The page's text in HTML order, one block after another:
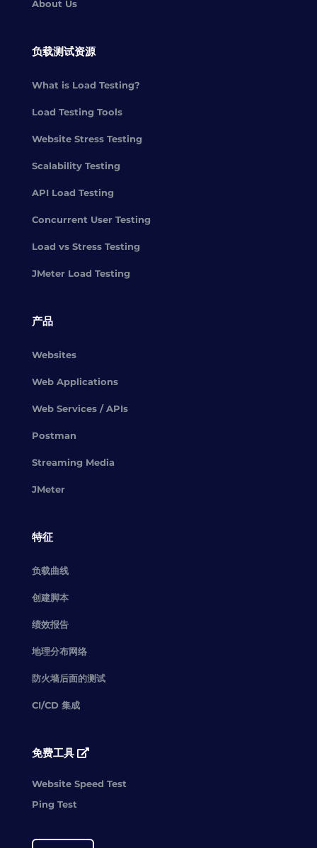
About Us
负载测试资源
What is Load Testing?
Load Testing Tools
Website Stress Testing
Scalability Testing
API Load Testing
Concurrent User Testing
Load vs Stress Testing
JMeter Load Testing
产品
Websites
Web Applications
Web Services / APIs
Postman
Streaming Media
JMeter
特征
负载曲线
创建脚本
绩效报告
地理分布网络
防火墙后面的测试
CI/CD 集成
免费工具
Website Speed Test
Ping Test